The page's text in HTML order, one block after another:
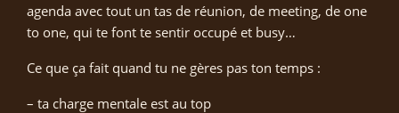
agenda avec tout un tas de réunion, de meeting, de one
to one, qui te font te sentir occupé et busy…
Ce que ça fait quand tu ne gères pas ton temps :
– ta charge mentale est au top